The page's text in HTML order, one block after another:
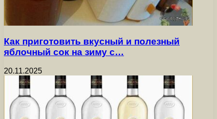
Как приготовить вкусный и полезный
яблочный сок на зиму с…
20.11.2025